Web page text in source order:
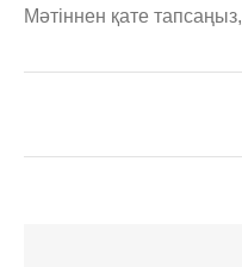
Мәтіннен қате тапсаңыз,